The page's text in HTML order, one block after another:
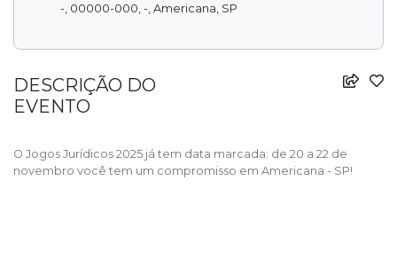
-, 00000-000, -, Americana, SP
DESCRIÇÃO DO
EVENTO
O Jogos Jurídicos 2025 já tem data marcada: de 20 a 22 de
novembro você tem um compromisso em Americana - SP!